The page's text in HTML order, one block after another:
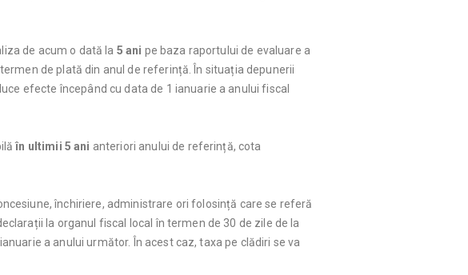
de acum o dată la 5 ani pe baza raportului de evaluare a
de plată din anul de referință. În situația depunerii
efecte începând cu data de 1 ianuarie a anului fiscal
în ultimii 5 ani anteriori anului de referință, cota
închiriere, administrare ori folosință care se referă
la organul fiscal local în termen de 30 de zile de la
a anului următor. În acest caz, taxa pe clădiri se va